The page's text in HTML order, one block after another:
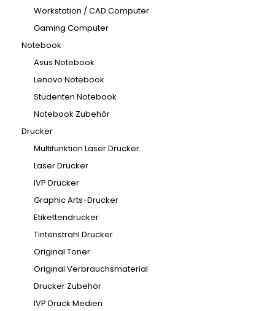
Workstation / CAD Computer
Gaming Computer
Notebook
Asus Notebook
Lenovo Notebook
Studenten Notebook
Notebook Zubehör
Drucker
Multifunktion Laser Drucker
Laser Drucker
IVP Drucker
Graphic Arts-Drucker
Etikettendrucker
Tintenstrahl Drucker
Original Toner
Original Verbrauchsmaterial
Drucker Zubehör
IVP Druck Medien